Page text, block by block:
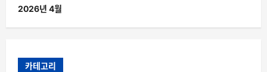
2026년 4월
카테고리